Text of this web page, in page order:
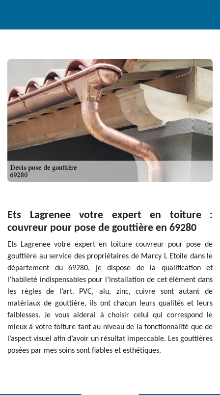
Ets Lagrenee votre expert en toiture :
couvreur pour pose de gouttière en 69280
Ets Lagrenee votre expert en toiture couvreur pour pose de
gouttière au service des propriétaires de Marcy L Etoile dans le
département du 69280, je dispose de la qualification et
l’habileté indispensables pour l’installation de cet élément dans
les règles de l’art. PVC, alu, zinc, cuivre sont autant de
matériaux de gouttière, ils ont chacun leurs qualités et leurs
faiblesses. Je vous aiderai à choisir celui qui correspond le
mieux à votre toiture tant au niveau de la fonctionnalité que de
l’aspect visuel afin d’avoir un résultat impeccable. Les gouttières
posées par mes soins sont fiables et esthétiques.